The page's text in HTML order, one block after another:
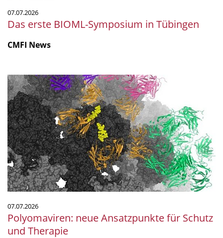
07.07.2026
Das erste BIOML-Symposium in Tübingen
CMFI News
Polyomaviren:
neue
Ansatzpunkte
für
Schutz
und
Therapie
07.07.2026
Polyomaviren: neue Ansatzpunkte für Schutz
und Therapie